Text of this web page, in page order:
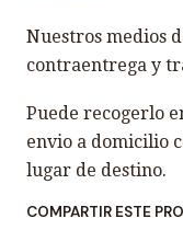
Nuestros medios
contraentrega y
Puede recogerlo
envio a domicilio
lugar de destino.
COMPARTIR ESTE